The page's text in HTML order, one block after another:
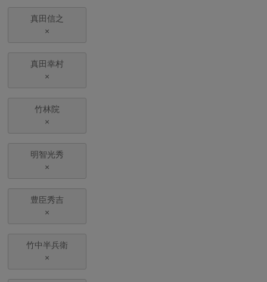
真田信之
×
真田幸村
×
竹林院
×
明智光秀
×
豊臣秀吉
×
竹中半兵衛
×